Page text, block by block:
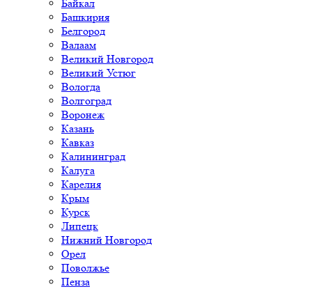
Байкал
Башкирия
Белгород
Валаам
Великий Новгород
Великий Устюг
Вологда
Волгоград
Воронеж
Казань
Кавказ
Калининград
Калуга
Карелия
Крым
Курск
Липецк
Нижний Новгород
Орел
Поволжье
Пенза